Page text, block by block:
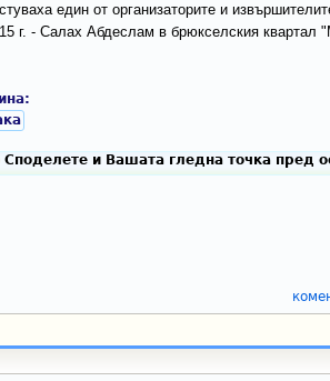
един от организаторите и
г. - Салах Абдеслам в брюкселския квартал
Споделете и Вашата гледна точка пред